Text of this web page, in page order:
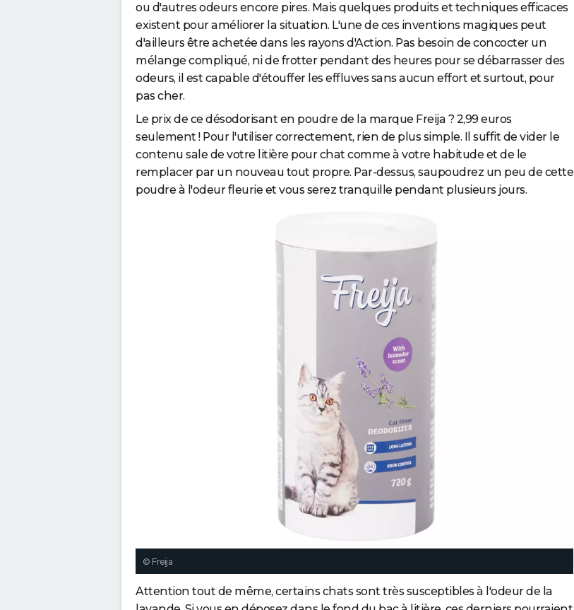
ou d'autres odeurs encore pires. Mais quelques produits et techniques efficaces
existent pour améliorer la situation. L'une de ces inventions magiques peut
d'ailleurs être achetée dans les rayons d'Action. Pas besoin de concocter un
mélange compliqué, ni de frotter pendant des heures pour se débarrasser des
odeurs, il est capable d'étouffer les effluves sans aucun effort et surtout, pour
pas cher.
Le prix de ce désodorisant en poudre de la marque Freija ? 2,99 euros
seulement ! Pour l'utiliser correctement, rien de plus simple. Il suffit de vider le
contenu sale de votre litière pour chat comme à votre habitude et de le
remplacer par un nouveau tout propre. Par-dessus, saupoudrez un peu de cette
poudre à l'odeur fleurie et vous serez tranquille pendant plusieurs jours.
© Freija
Attention tout de même, certains chats sont très susceptibles à l'odeur de la